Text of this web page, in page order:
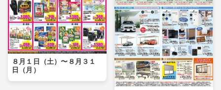
８月１日（土）〜８月３１
日（月）